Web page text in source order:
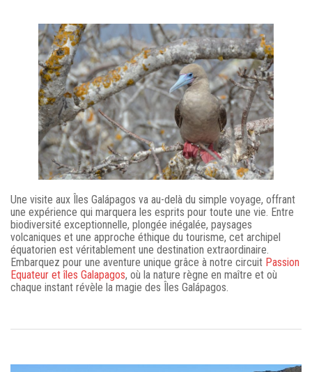
Une visite aux Îles Galápagos va au-delà du simple voyage, offrant
une expérience qui marquera les esprits pour toute une vie. Entre
biodiversité exceptionnelle, plongée inégalée, paysages
volcaniques et une approche éthique du tourisme, cet archipel
équatorien est véritablement une destination extraordinaire.
Embarquez pour une aventure unique grâce à notre circuit Passion
Equateur et îles Galapagos, où la nature règne en maître et où
chaque instant révèle la magie des Îles Galápagos.